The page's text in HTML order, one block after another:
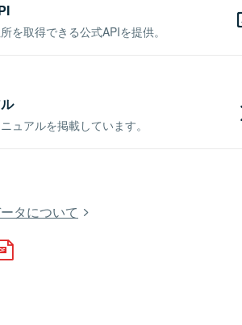
を取得できる公式APIを提供。
ュアルを掲載しています。
タについて